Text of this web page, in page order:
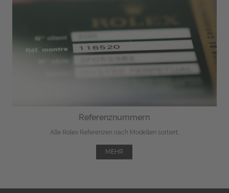
Referenznummern
Alle Rolex Referenzen nach Modellen sortiert.
MEHR